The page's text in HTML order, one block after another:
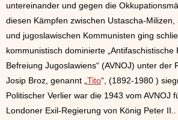
untereinander und gegen die
diesen Kämpfen zwischen Ustascha-Milizen,
und jugoslawischen Kommunisten ging
kommunistisch dominierte „Antifaschistische
Befreiung Jugoslawiens“ (AVNOJ) unter der
Josip Broz, genannt „Tito“, (1892-1980 )
Politischer Verlier war die 1943 vom AVNOJ
Londoner Exil-Regierung von König Peter II..